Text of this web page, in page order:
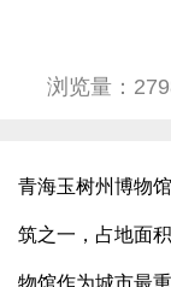
浏览量：
青海玉树州博物
筑之一，占地面
物馆作为城市最